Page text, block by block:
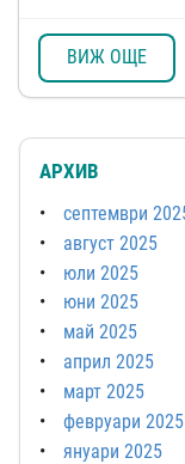
ВИЖ ОЩЕ
АРХИВ
септември
август 2025
юли 2025
юни 2025
май 2025
април 2025
март 2025
февруари 2025
януари 2025